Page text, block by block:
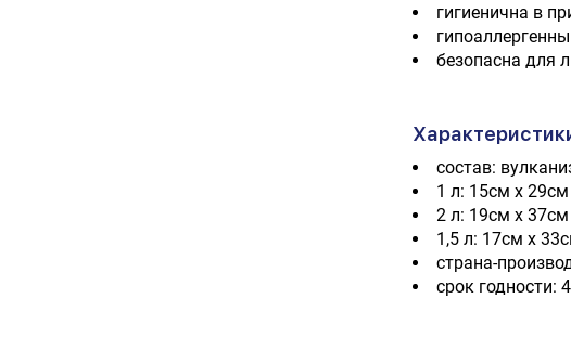
гигиенична в
безопасна для
состав:
1 л: 15см x 29см
2 л: 19см x 37см
1,5 л: 17см x
страна-
срок годности: